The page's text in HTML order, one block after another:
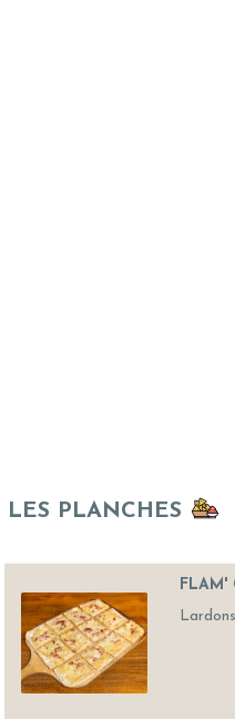
LES PLANCHES
FLAM'